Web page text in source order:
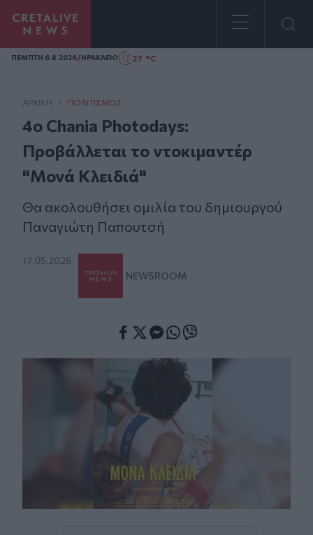
Homepage
ΠΕΜΠΤΗ 6.8.2026/ΗΡΑΚΛΕΙΟ 27 °C
ΑΡΧΙΚΗ / ΠΟΛΙΤΙΣΜΌΣ
4ο Chania Photodays:
Προβάλλεται το ντοκιμαντέρ
"Μονά Κλειδιά"
Θα ακολουθήσει ομιλία του δημιουργού
Παναγιώτη Παπουτσή
17.05.2026
NEWSROOM